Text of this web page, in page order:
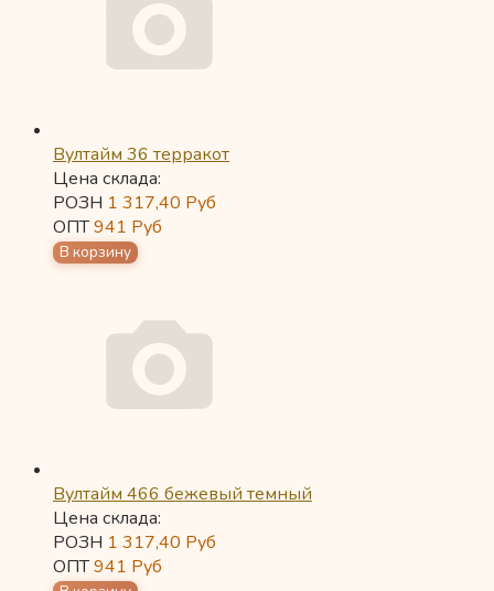
Вултайм 36 терракот
Цена склада:
РОЗН 1 317,40 Руб
ОПТ941 Руб
Вултайм 466 бежевый темный
Цена склада:
РОЗН 1 317,40 Руб
ОПТ941 Руб